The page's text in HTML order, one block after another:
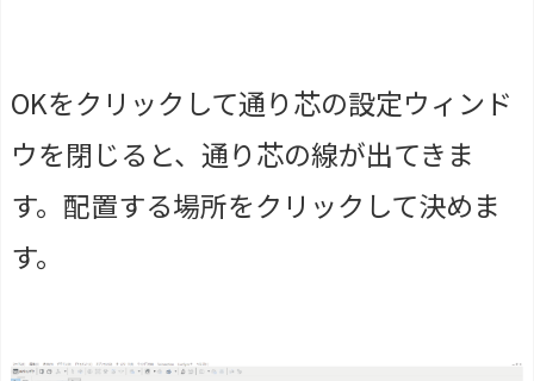
OKをクリックして通り芯の設定ウィンド
ウを閉じると、通り芯の線が出てきま
す。配置する場所をクリックして決めま
す。